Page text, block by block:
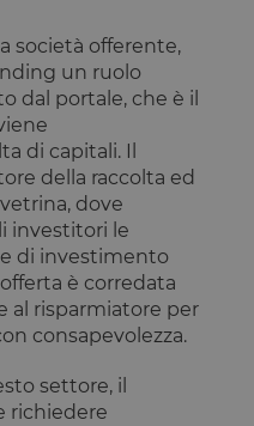
società offerente,
un ruolo
dal portale, che è il
di capitali. Il
della raccolta ed
dove
investitori le
di investimento
è corredata
al risparmiatore per
consapevolezza.
settore, il
richiedere